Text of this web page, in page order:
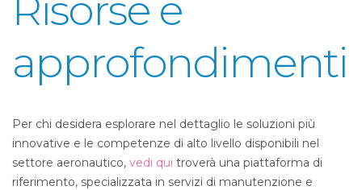
approfondimenti
Per chi desidera esplorare nel dettaglio le soluzioni più
innovative e le competenze di alto livello disponibili nel
settore aeronautico, vedi qui troverà una piattaforma di
riferimento, specializzata in servizi di manutenzione e